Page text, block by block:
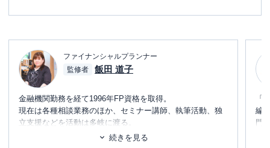
ファイナンシャルプランナー
監修者
飯田 道子
金融機関勤務を経て1996年FP資格を取得。
現在は各種相談業務のほか、セミナー講師、執筆活動、独
立支援などを活動は多岐に渡る。
どの金融機関にも属さない独立系FPとして、金融・保険情
続きを見る
「
編
門